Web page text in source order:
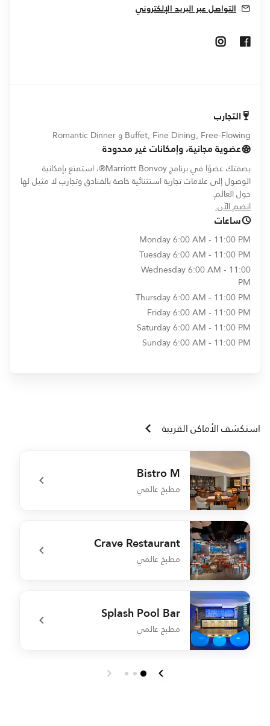
التواصل عبر البريد الإلكتروني
Opens In New Window
التجارب
Buffet, Fine Dining, Free-Flowing و Romantic Dinner
عضوية مجانية، وإمكانات غير محدودة
بصفتك عضوًا في برنامج Marriott Bonvoy®، استمتع بإمكانية
الوصول إلى علامات تجارية استثنائية خاصة بالفنادق وتجارب لا مثيل لها
حول العالم.
انضم الآن.
ساعات
Monday6:00 AM - 11:00 PM
Tuesday6:00 AM - 11:00 PM
Wednesday6:00 AM - 11:00
PM
Thursday6:00 AM - 11:00 PM
Friday6:00 AM - 11:00 PM
Saturday6:00 AM - 11:00 PM
Sunday6:00 AM - 11:00 PM
استكشف الأماكن القريبة
Bistro M
مطبخ عالمي
undefined Bistro M
Crave Restaurant
مطبخ عالمي
undefined Crave Restaurant
Splash Pool Bar
مطبخ عالمي
undefined Splash Pool Bar